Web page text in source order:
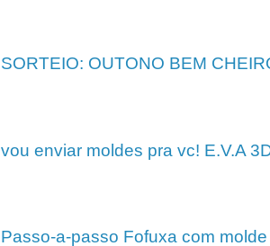
SORTEIO: OUTONO BEM
vou enviar moldes pra vc! E.V.A
Passo-a-passo Fofuxa com molde